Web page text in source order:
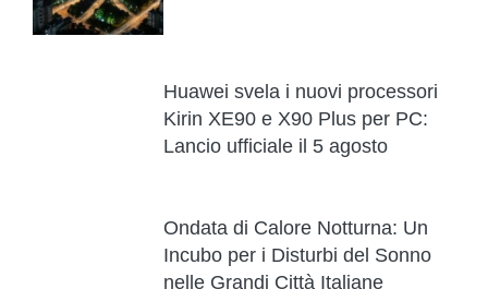
Huawei svela i nuovi processori
Kirin XE90 e X90 Plus per PC:
Lancio ufficiale il 5 agosto
Ondata di Calore Notturna: Un
Incubo per i Disturbi del Sonno
nelle Grandi Città Italiane